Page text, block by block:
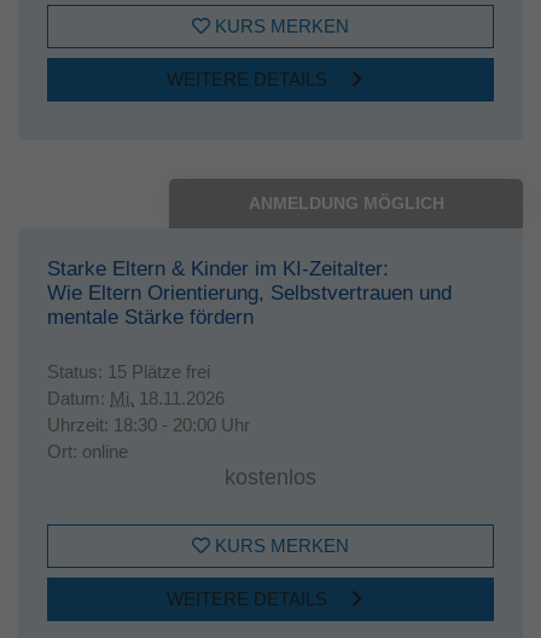
KURS MERKEN
WEITERE DETAILS
ANMELDUNG MÖGLICH
Starke Eltern & Kinder im KI-Zeitalter:
Wie Eltern Orientierung, Selbstvertrauen und
mentale Stärke fördern
Status: 15 Plätze frei
Datum: Mi. 18.11.2026
Uhrzeit: 18:30 - 20:00 Uhr
Ort: online
kostenlos
KURS MERKEN
WEITERE DETAILS